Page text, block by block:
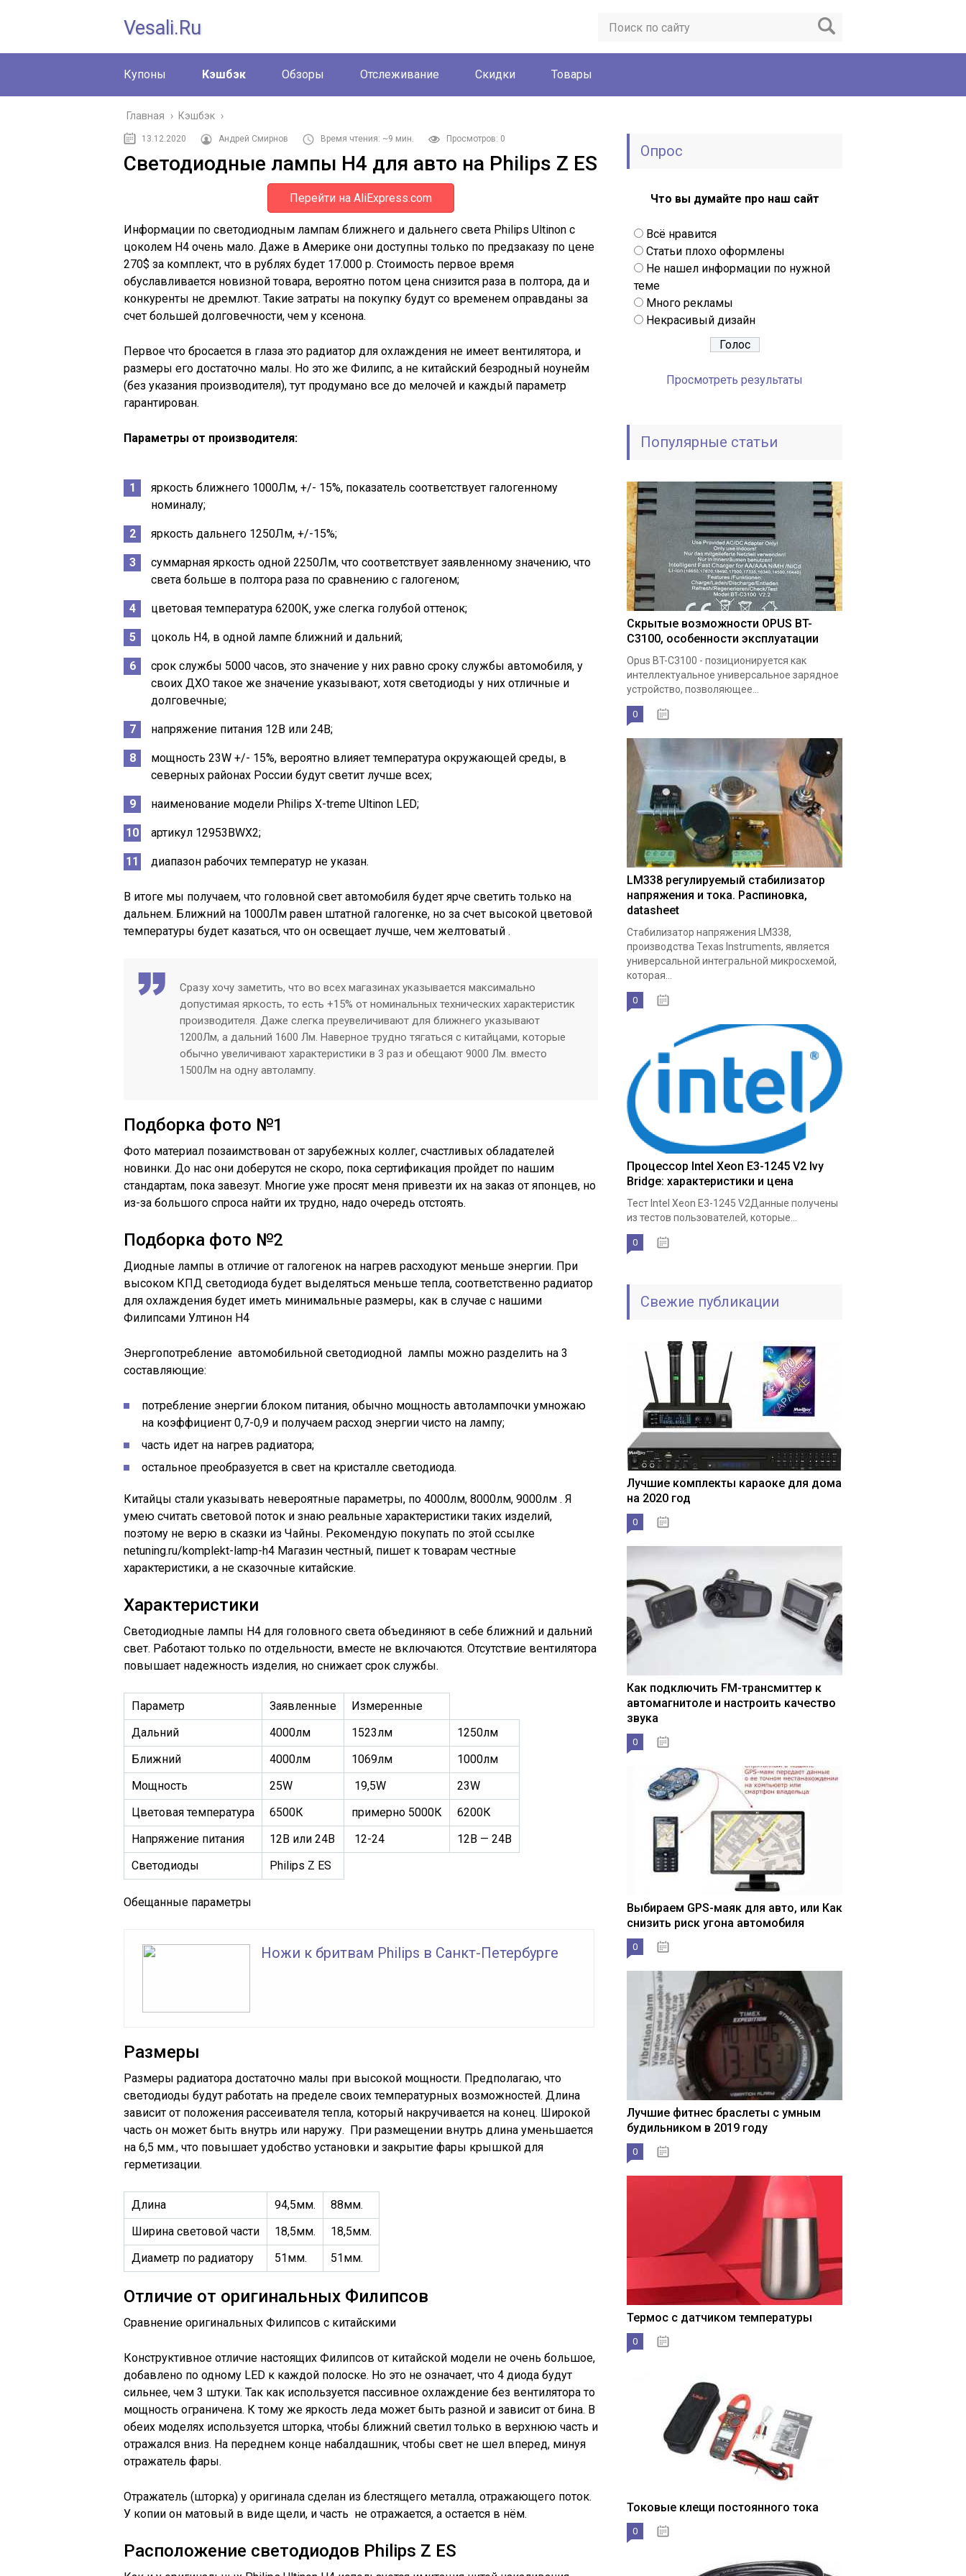
Vesali.ru
Купоны Кэшбэк Обзоры Отслеживание Скидки Товары
Главная › Кэшбэк ›
13.12.2020 Андрей Смирнов Время чтения: ~9 мин. Просмотров: 0
Светодиодные лампы H4 для авто на Philips Z ES
Перейти на AliExpress.com
Информации по светодиодным лампам ближнего и дальнего света Philips Ultinon с
цоколем H4 очень мало. Даже в Америке они доступны только по предзаказу по цене
270$ за комплект, что в рублях будет 17.000 р. Стоимость первое время
обуславливается новизной товара, вероятно потом цена снизится раза в полтора, да и
конкуренты не дремлют. Такие затраты на покупку будут со временем оправданы за
счет большей долговечности, чем у ксенона.
Первое что бросается в глаза это радиатор для охлаждения не имеет вентилятора, и
размеры его достаточно малы. Но это же Филипс, а не китайский безродный ноунейм
(без указания производителя), тут продумано все до мелочей и каждый параметр
гарантирован.
Параметры от производителя:
яркость ближнего 1000Лм, +/- 15%, показатель соответствует галогенному
номиналу;
яркость дальнего 1250Лм, +/-15%;
суммарная яркость одной 2250Лм, что соответствует заявленному значению, что
света больше в полтора раза по сравнению с галогеном;
цветовая температура 6200К, уже слегка голубой оттенок;
цоколь H4, в одной лампе ближний и дальний;
срок службы 5000 часов, это значение у них равно сроку службы автомобиля, у
своих ДХО такое же значение указывают, хотя светодиоды у них отличные и
долговечные;
напряжение питания 12В или 24В;
мощность 23W +/- 15%, вероятно влияет температура окружающей среды, в
северных районах России будут светит лучше всех;
наименование модели Philips X-treme Ultinon LED;
артикул 12953BWX2;
диапазон рабочих температур не указан.
В итоге мы получаем, что головной свет автомобиля будет ярче светить только на
дальнем. Ближний на 1000Лм равен штатной галогенке, но за счет высокой цветовой
температуры будет казаться, что он освещает лучше, чем желтоватый .
Сразу хочу заметить, что во всех магазинах указывается максимально
допустимая яркость, то есть +15% от номинальных технических характеристик
производителя. Даже слегка преувеличивают для ближнего указывают
1200Лм, а дальний 1600 Лм. Наверное трудно тягаться с китайцами, которые
обычно увеличивают характеристики в 3 раз и обещают 9000 Лм. вместо
1500Лм на одну автолампу.
Подборка фото №1
Фото материал позаимствован от зарубежных коллег, счастливых обладателей
новинки. До нас они доберутся не скоро, пока сертификация пройдет по нашим
стандартам, пока завезут. Многие уже просят меня привезти их на заказ от японцев, но
из-за большого спроса найти их трудно, надо очередь отстоять.
Подборка фото №2
Диодные лампы в отличие от галогенок на нагрев расходуют меньше энергии. При
высоком КПД светодиода будет выделяться меньше тепла, соответственно радиатор
для охлаждения будет иметь минимальные размеры, как в случае с нашими
Филипсами Ултинон Н4
Энергопотребление автомобильной светодиодной лампы можно разделить на 3
составляющие:
потребление энергии блоком питания, обычно мощность автолампочки умножаю
на коэффициент 0,7-0,9 и получаем расход энергии чисто на лампу;
часть идет на нагрев радиатора;
остальное преобразуется в свет на кристалле светодиода.
Китайцы стали указывать невероятные параметры, по 4000лм, 8000лм, 9000лм . Я
умею считать световой поток и знаю реальные характеристики таких изделий,
поэтому не верю в сказки из Чайны. Рекомендую покупать по этой ссылке
netuning.ru/komplekt-lamp-h4 Магазин честный, пишет к товарам честные
характеристики, а не сказочные китайские.
Характеристики
Светодиодные лампы H4 для головного света объединяют в себе ближний и дальний
свет. Работают только по отдельности, вместе не включаются. Отсутствие вентилятора
повышает надежность изделия, но снижает срок службы.
Параметр Заявленные
Измеренные
Дальний
4000лм 1523лм
1250лм
Ближний
4000лм 1069лм
1000лм
Мощность
25W 19,5W
23W
Цветовая температура
6500К примерно 5000К
6200К
Напряжение питания
12В или 24В 12-24
12В — 24В
Светодиоды
Philips Z ES
Обещанные параметры
Ножи к бритвам Philips в Санкт-Петербурге
Размеры
Размеры радиатора достаточно малы при высокой мощности. Предполагаю, что
светодиоды будут работать на пределе своих температурных возможностей. Длина
зависит от положения рассеивателя тепла, который накручивается на конец. Широкой
часть он может быть внутрь или наружу. При размещении внутрь длина уменьшается
на 6,5 мм., что повышает удобство установки и закрытие фары крышкой для
герметизации.
Длина 94,5мм.
88мм.
Ширина световой части
18,5мм.
18,5мм.
Диаметр по радиатору
51мм. 51мм.
Отличие от оригинальных Филипсов
Сравнение оригинальных Филипсов с китайскими
Конструктивное отличие настоящих Филипсов от китайской модели не очень большое,
добавлено по одному LED к каждой полоске. Но это не означает, что 4 диода будут
сильнее, чем 3 штуки. Так как используется пассивное охлаждение без вентилятора то
мощность ограничена. К тому же яркость леда может быть разной и зависит от бина. В
обеих моделях используется шторка, чтобы ближний светил только в верхнюю часть и
отражался вниз. На переднем конце набалдашник, чтобы свет не шел вперед, минуя
отражатель фары.
Отражатель (шторка) у оригинала сделан из блестящего металла, отражающего поток.
У копии он матовый в виде щели, и часть не отражается, а остается в нём.
Расположение светодиодов Philips Z ES
Опрос
Что вы думайте про наш сайт
Всё нравится
Статьи плохо оформлены
Не нашел информации по нужной
теме
Много рекламы
Некрасивый дизайн
Просмотреть результаты
Популярные статьи
Скрытые возможности OPUS BT-
C3100, особенности эксплуатации
Opus BT-C3100 - позиционируется как
интеллектуальное универсальное зарядное
устройство, позволяющее...
0
LM338 регулируемый стабилизатор
напряжения и тока. Распиновка,
datasheet
Стабилизатор напряжения LM338,
производства Texas Instruments, является
универсальной интегральной микросхемой,
которая...
0
Процессор Intel Xeon E3-1245 V2 Ivy
Bridge: характеристики и цена
Тест Intel Xeon E3-1245 V2Данные получены
из тестов пользователей, которые...
0
Свежие публикации
Лучшие комплекты караоке для дома
на 2020 год
0
Как подключить FM-трансмиттер к
автомагнитоле и настроить качество
звука
0
Выбираем GPS-маяк для авто, или Как
снизить риск угона автомобиля
0
Лучшие фитнес браслеты с умным
будильником в 2019 году
0
Термос с датчиком температуры
0
Токовые клещи постоянного тока
0